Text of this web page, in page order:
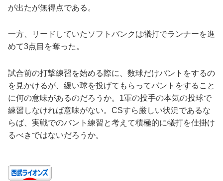
が出たが無得点である。
一方、リードしていたソフトバンクは犠打でランナーを進
めて3点目を奪った。
試合前の打撃練習を始める際に、数球だけバントをするの
を見かけるが、緩い球を投げてもらってバントをすること
に何の意味があるのだろうか。1軍の投手の本気の投球で
練習しなければ意味がない。CSすら厳しい状況であるな
らば、実戦でのバント練習と考えて積極的に犠打を仕掛け
るべきではないだろうか。